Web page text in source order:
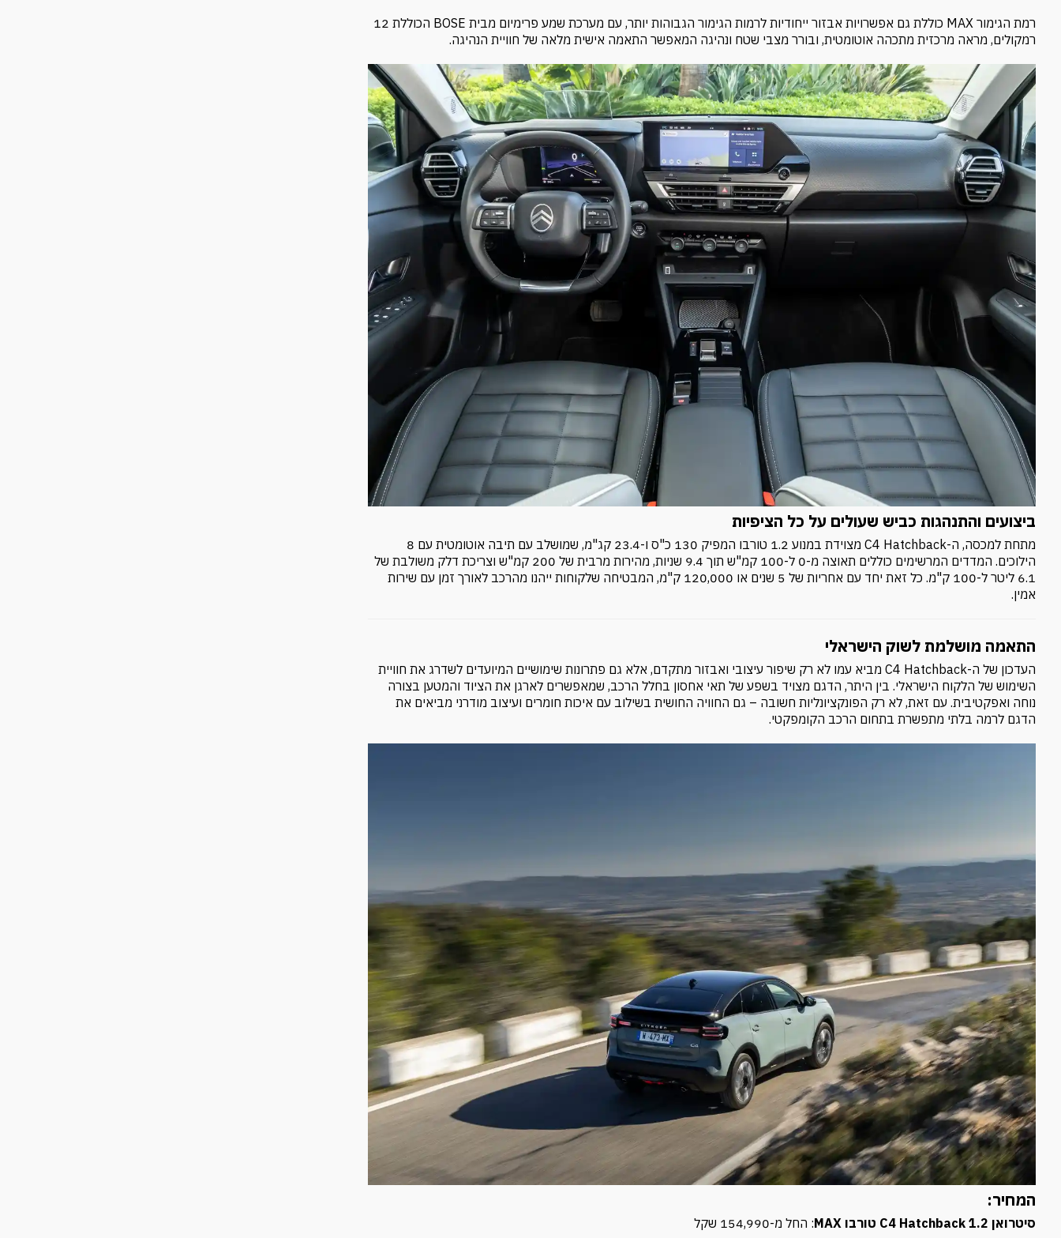
רמת הגימור MAX כוללת גם אפשרויות אבזור ייחודיות לרמות הגימור הגבוהות יותר, עם מערכת שמע פרימיום מבית BOSE הכוללת 12
רמקולים, מראה מרכזית מתכהה אוטומטית, ובורר מצבי שטח ונהיגה המאפשר התאמה אישית מלאה של חוויית הנהיגה.
ביצועים והתנהגות כביש שעולים על כל הציפיות
מתחת למכסה, ה-C4 Hatchback מצוידת במנוע 1.2 טורבו המפיק 130 כ"ס ו-23.4 קג"מ, שמושלב עם תיבה אוטומטית עם 8
הילוכים. המדדים המרשימים כוללים תאוצה מ-0 ל-100 קמ"ש תוך 9.4 שניות, מהירות מרבית של 200 קמ"ש וצריכת דלק משולבת של
6.1 ליטר ל-100 ק"מ. כל זאת יחד עם אחריות של 5 שנים או 120,000 ק"מ, המבטיחה שלקוחות ייהנו מהרכב לאורך זמן עם שירות
אמין.
התאמה מושלמת לשוק הישראלי
העדכון של ה-C4 Hatchback מביא עמו לא רק שיפור עיצובי ואבזור מתקדם, אלא גם פתרונות שימושיים המיועדים לשדרג את חוויית
השימוש של הלקוח הישראלי. בין היתר, הדגם מצויד בשפע של תאי אחסון בחלל הרכב, שמאפשרים לארגן את הציוד והמטען בצורה
נוחה ואפקטיבית. עם זאת, לא רק הפונקציונליות חשובה – גם החוויה החושית בשילוב עם איכות חומרים ועיצוב מודרני מביאים את
הדגם לרמה בלתי מתפשרת בתחום הרכב הקומפקטי.
המחיר:
סיטרואן C4 Hatchback 1.2 טורבו MAX : החל מ-154,990 שקל